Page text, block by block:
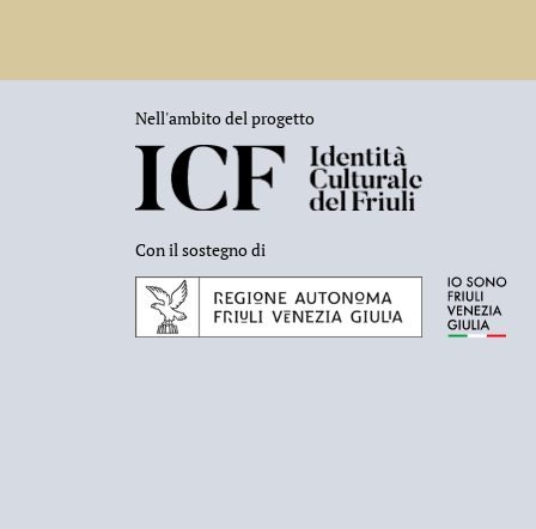
Nell'ambito del progetto
Con il sostegno di